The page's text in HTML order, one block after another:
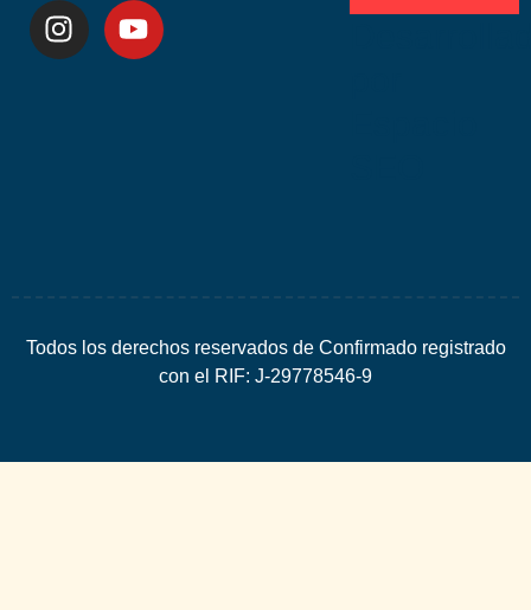
Todos los derechos reservados de Confirmado registrado
con el RIF: J-29778546-9